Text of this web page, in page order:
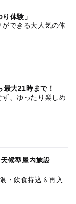
体験」
できる大人気の体
大21時まで！
、ゆったり楽しめ
候型屋内施設
・飲食持込＆再入